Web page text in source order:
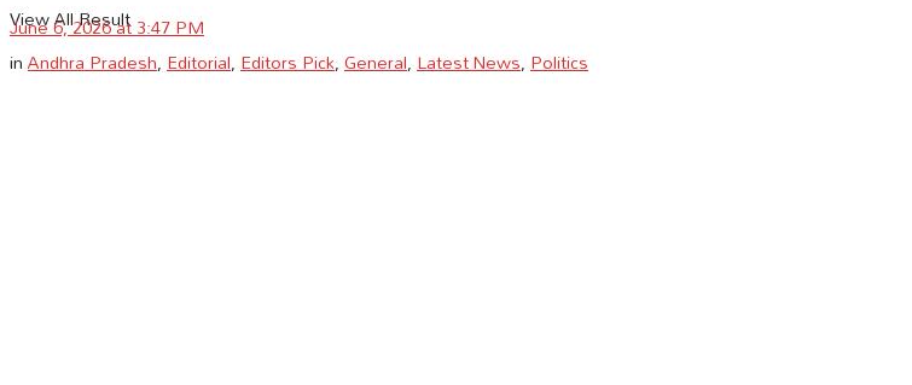
View All Result
June 6, 2026 at 3:47 PM
inAndhra Pradesh,Editorial,Editors Pick,General,Latest News,Politics